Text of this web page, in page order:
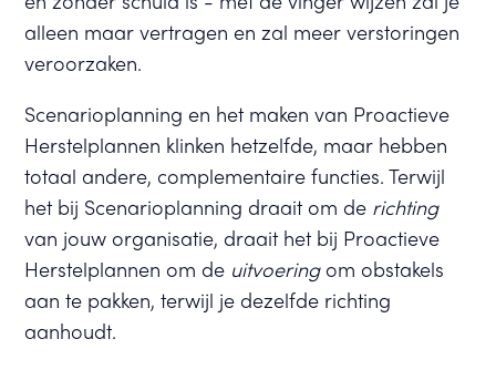
alleen maar vertragen en zal meer verstoringen
veroorzaken.
Scenarioplanning en het maken van Proactieve
Herstelplannen klinken hetzelfde, maar hebben
totaal andere, complementaire functies. Terwijl
het bij Scenarioplanning draait om de richting
van jouw organisatie, draait het bij Proactieve
Herstelplannen om de uitvoeringom obstakels
aan te pakken, terwijl je dezelfde richting
aanhoudt.